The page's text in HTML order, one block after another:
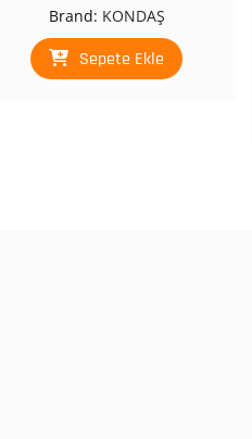
Brand: KONDAŞ
Sepete Ekle